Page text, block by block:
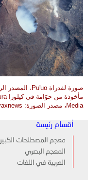
Media، مصدر الصورة: avaxnews.
أقسام رئيسة
معجم المصطلحات الكبير
المعجم البصري
العربية في اللغات